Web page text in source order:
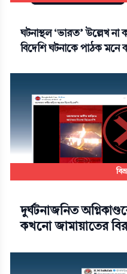
ঘটনাস্থল ‘ভারত’ উল্লেখ
বিদেশি ঘটনাকে পাঠক মনে
দুর্ঘটনাজনিত
কখনো জামায়াতের